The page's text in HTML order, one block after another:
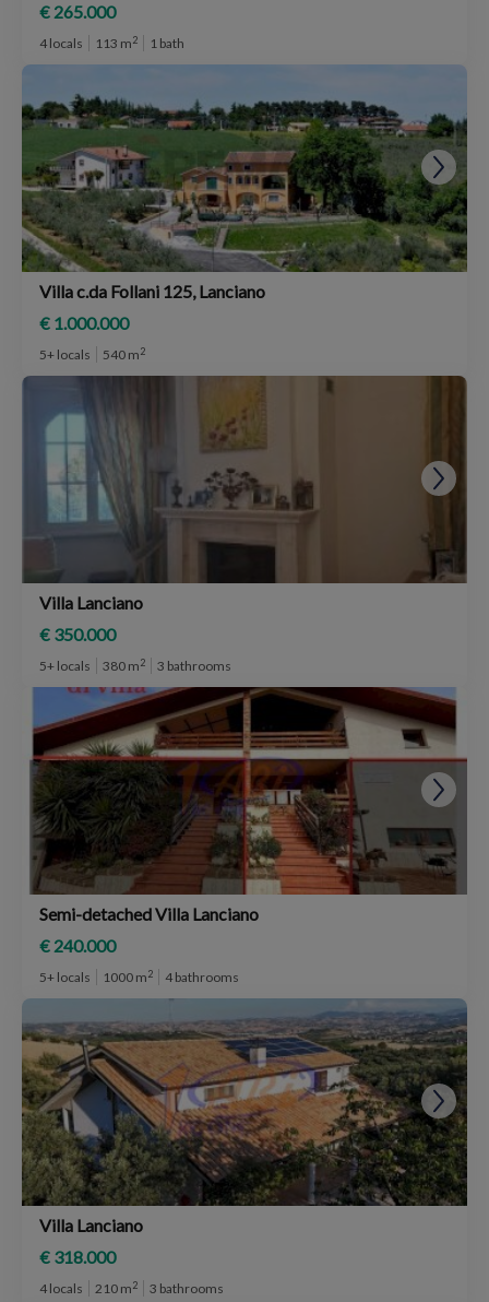
€ 265.000
4 locals 113 m2 1 bath
Villa c.da Follani 125, Lanciano
€ 1.000.000
5+ locals 540 m2
Villa Lanciano
€ 350.000
5+ locals 380 m2 3 bathrooms
Semi-detached Villa Lanciano
€ 240.000
5+ locals 1000 m2 4 bathrooms
Villa Lanciano
€ 318.000
4 locals 210 m2 3 bathrooms